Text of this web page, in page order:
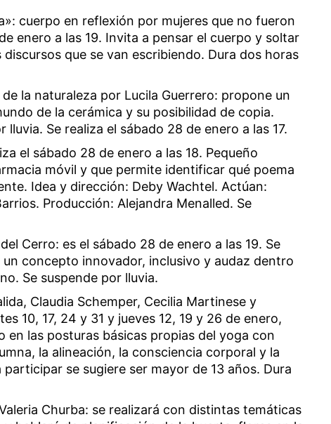
cuerpo en reflexión por mujeres que no fueron
enero a las 19. Invita a pensar el cuerpo y soltar
que se van escribiendo. Dura dos horas
la naturaleza por Lucila Guerrero: propone un
de la cerámica y su posibilidad de copia.
Se realiza el sábado 28 de enero a las 17.
el sábado 28 de enero a las 18. Pequeño
móvil y que permite identificar qué poema
Idea y dirección: Deby Wachtel. Actúan:
Producción: Alejandra Menalled. Se
Cerro: es el sábado 28 de enero a las 19. Se
concepto innovador, inclusivo y audaz dentro
Se suspende por lluvia.
Claudia Schemper, Cecilia Martinese y
10, 17, 24 y 31 y jueves 12, 19 y 26 de enero,
en las posturas básicas propias del yoga con
la alineación, la consciencia corporal y la
se sugiere ser mayor de 13 años. Dura
Churba: se realizará con distintas temáticas